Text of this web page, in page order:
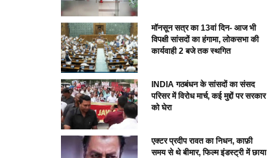
मॉनसून सत्र का 13वां दिन- आज भी
विपक्षी सांसदों का हंगामा, लोकसभा की
कार्यवाही 2 बजे तक स्थगित
INDIA गठबंधन के सांसदों का संसद
परिसर में विरोध मार्च, कई मुद्दों पर सरकार
को घेरा
एक्टर प्रदीप रावत का निधन, काफ़ी
समय से थे बीमार, फिल्म इंडस्ट्री में छाया